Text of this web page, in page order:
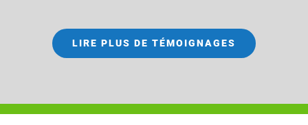
LIRE PLUS DE TÉMOIGNAGES